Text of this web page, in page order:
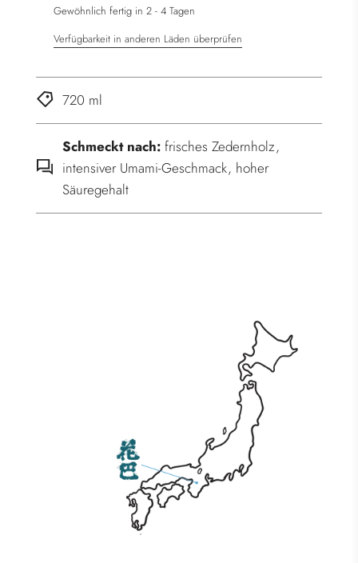
e
.
.
Gewöhnlich fertig in 2 - 4 Tagen
Verfügbarkeit in anderen Läden überprüfen
720 ml
Schmeckt nach: frisches Zedernholz,
intensiver Umami-Geschmack, hoher
Säuregehalt